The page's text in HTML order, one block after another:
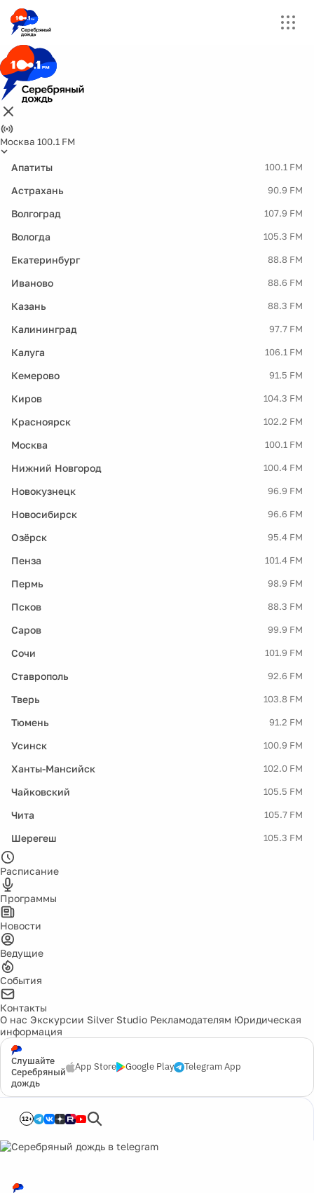
Москва 100.1 FM
Апатиты 100.1 FM
Астрахань 90.9 FM
Волгоград 107.9 FM
Вологда 105.3 FM
Екатеринбург 88.8 FM
Иваново 88.6 FM
Казань 88.3 FM
Калининград 97.7 FM
Калуга 106.1 FM
Кемерово 91.5 FM
Киров 104.3 FM
Красноярск 102.2 FM
Москва 100.1 FM
Нижний Новгород 100.4 FM
Новокузнецк 96.9 FM
Новосибирск 96.6 FM
Озёрск 95.4 FM
Пенза 101.4 FM
Пермь 98.9 FM
Псков 88.3 FM
Саров 99.9 FM
Сочи 101.9 FM
Ставрополь 92.6 FM
Тверь 103.8 FM
Тюмень 91.2 FM
Усинск 100.9 FM
Ханты-Мансийск 102.0 FM
Чайковский 105.5 FM
Чита 105.7 FM
Шерегеш 105.3 FM
Расписание
Программы
Новости
Ведущие
События
Контакты
О нас Экскурсии Silver Studio Рекламодателям Юридическая
информация
Слушайте
Серебряный
дождь
App Store Google Play Telegram App
12+